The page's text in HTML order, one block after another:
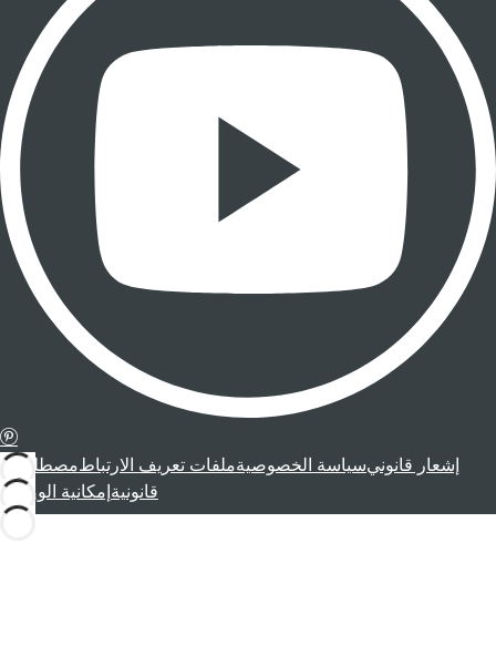
إشعار قانونيسياسة الخصوصيةملفات تعريف الارتباطمصطلحات
قانونية إمكانية الوصول